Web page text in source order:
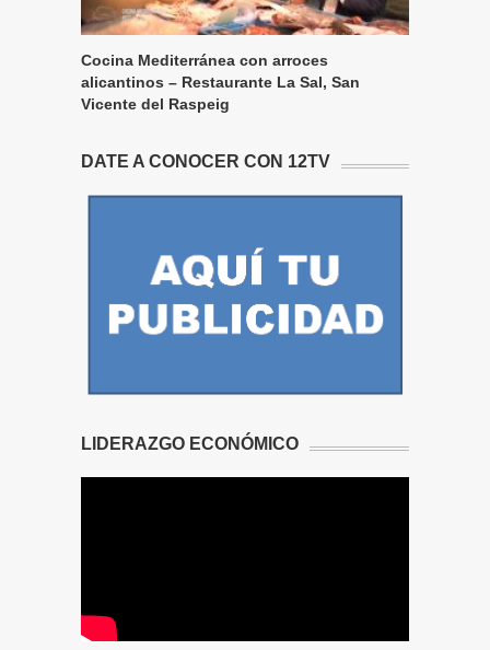
Cocina Mediterránea con arroces
alicantinos – Restaurante La Sal, San
Vicente del Raspeig
DATE A CONOCER CON 12TV
LIDERAZGO ECONÓMICO